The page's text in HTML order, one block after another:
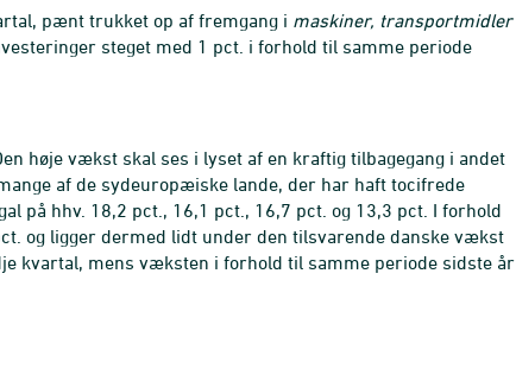
pænt trukket op af fremgang i maskiner, transportmidler
steget med 1 pct. i forhold til samme periode
høje vækst skal ses i lyset af en kraftig tilbagegang i andet
af de sydeuropæiske lande, der har haft tocifrede
på hhv. 18,2 pct., 16,1 pct., 16,7 pct. og 13,3 pct. I forhold
og ligger dermed lidt under den tilsvarende danske vækst
kvartal, mens væksten i forhold til samme periode sidste år